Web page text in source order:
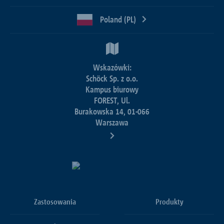
Poland (PL)
Wskazówki:
Schöck Sp. z o.o.
Kampus biurowy
FOREST, Ul.
Burakowska 14, 01-066
Warszawa
Zastosowania Produkty